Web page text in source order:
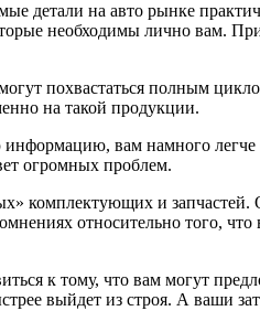
детали на авто рынке
необходимы лично вам.
похвастаться полным
на такой продукции.
вам намного
огромных проблем.
комплектующих и
относительно того, что
к тому, что вам могут
выйдет из строя. А ваши